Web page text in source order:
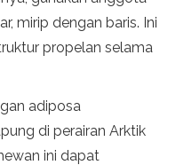
mirip dengan baris. Ini
propelan selama
adiposa
di perairan Arktik
ini dapat